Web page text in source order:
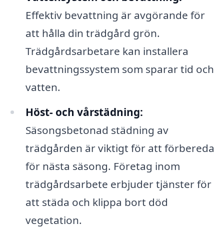
Effektiv bevattning är avgörande för
att hålla din trädgård grön.
Trädgårdsarbetare kan installera
bevattningssystem som sparar tid och
vatten.
Höst- och vårstädning:
Säsongsbetonad städning av
trädgården är viktigt för att förbereda
för nästa säsong. Företag inom
trädgårdsarbete erbjuder tjänster för
att städa och klippa bort död
vegetation.